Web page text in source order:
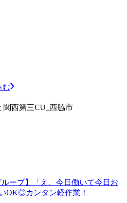
む
関西第三CU_西脇市
ループ】「え、今日働いて今日お
OK◎カンタン軽作業！